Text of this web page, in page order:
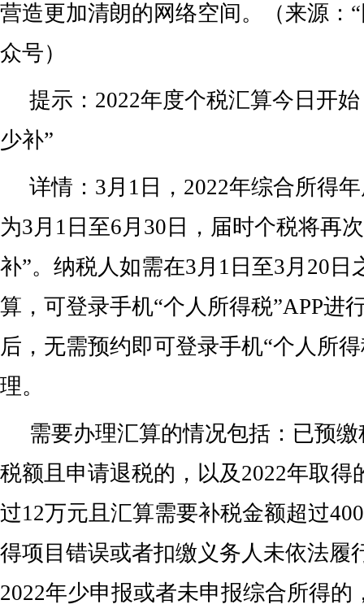
营造更加清朗的网络空间。（来源：
众号）
提示：2022年度个税汇算今日开
少补”
详情：3月1日，2022年综合所得
为3月1日至6月30日，届时个税将再
补”。纳税人如需在3月1日至3月20日
算，可登录手机“个人所得税”APP进
后，无需预约即可登录手机“个人所
理。
需要办理汇算的情况包括：已预
税额且申请退税的，以及2022年取得
过12万元且汇算需要补税金额超过
得项目错误或者扣缴义务人未依法履
2022年少申报或者未申报综合所得的